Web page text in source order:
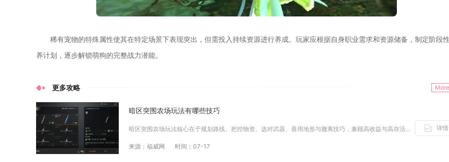
稀有宠物的特殊属性使其在特定场景下表现突出，但需投入持续资源进行养成。玩家应根据自身职业需求和资源储备，制定阶段
养计划，逐步解锁萌狗的完整战力潜能。
更多攻略
暗区突围农场玩法有哪些技巧
暗区突围农场玩法核心在于规划路线、把控物资、选对武器、善用地形与撤离技巧，兼顾高收益与高存活率，熟练掌握后能稳定积累物资...
来源：福威网 时间：07-17
详情